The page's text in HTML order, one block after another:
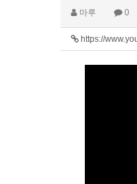
마루 0
https://